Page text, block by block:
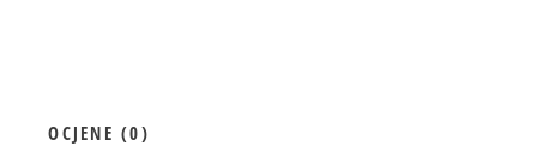
OCJENE (0)